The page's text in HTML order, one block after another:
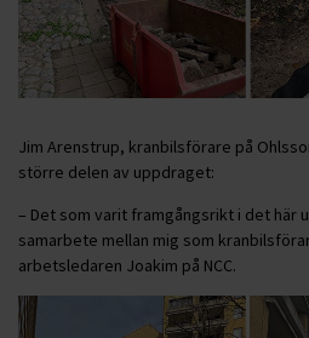
Jim Arenstrup, kranbilsförare på
större delen av uppdraget:
– Det som varit framgångsrikt i det här
samarbete mellan mig som
arbetsledaren Joakim på NCC.